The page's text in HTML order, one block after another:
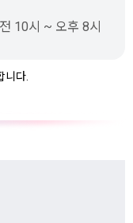
10시 ~ 오후 8시
니다.